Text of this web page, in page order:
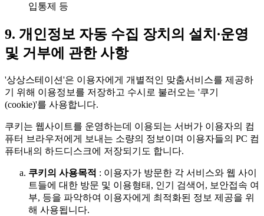
입통제 등
9. 개인정보 자동 수집 장치의 설치∙운영
및 거부에 관한 사항
'상상스테이션'은 이용자에게 개별적인 맞춤서비스를 제공하
기 위해 이용정보를 저장하고 수시로 불러오는 '쿠기
(cookie)'를 사용합니다.
쿠키는 웹사이트를 운영하는데 이용되는 서버가 이용자의 컴
퓨터 브라우저에게 보내는 소량의 정보이며 이용자들의 PC 컴
퓨터내의 하드디스크에 저장되기도 합니다.
쿠키의 사용목적 : 이용자가 방문한 각 서비스와 웹 사이
트들에 대한 방문 및 이용형태, 인기 검색어, 보안접속 여
부, 등을 파악하여 이용자에게 최적화된 정보 제공을 위
해 사용됩니다.